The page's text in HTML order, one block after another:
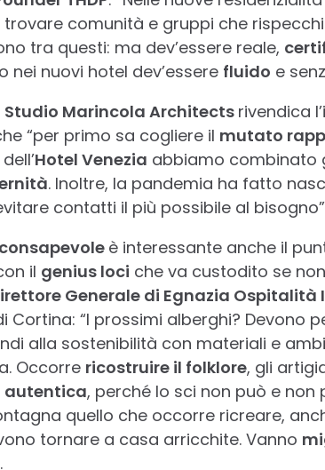
comunità e gruppi che
tra questi: ma dev’essere reale,
nuovi hotel dev’essere fluido e
Marincola Architectsrivendica
“per primo sa cogliere il mutato
Hotel Venezia abbiamo combinato
. Inoltre, la pandemia ha fatto
contatti il più possibile al
è interessante anche il
il genius loci che va custodito se
Generale di Egnazia Ospitalità
Cortina: “I prossimi alberghi? Devono
alla sostenibilità con materiali e
Occorre ricostruire il folklore, gli
autentica, perché lo sci non può e non
quello che occorre ricreare,
tornare a casa arricchite. Vanno